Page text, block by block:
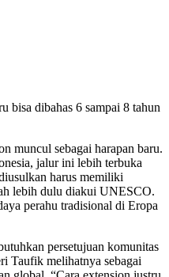
bisa dibahas 6 sampai 8 tahun
muncul sebagai harapan baru.
jalur ini lebih terbuka
harus memiliki
lebih dulu diakui UNESCO.
perahu tradisional di Eropa
persetujuan komunitas
Taufik melihatnya sebagai